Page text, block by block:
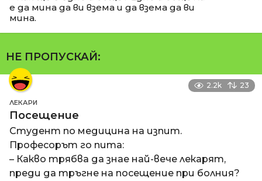
е да мина да ви взема и да взема да ви
мина.
НЕ ПРОПУСКАЙ:
2.2k 23
ЛЕКАРИ
Посещение
Студент по медицина на изпит.
Професорът го пита:
– Какво трябва да знае най-вече лекарят,
преди да тръгне на посещение при болния?